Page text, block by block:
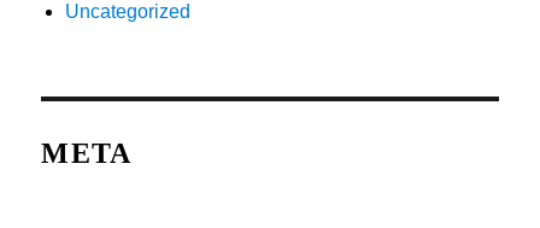
Uncategorized
META